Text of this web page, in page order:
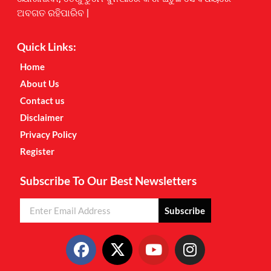
ଅବଗତ ରହିପାରିବ |
Quick Links:
Home
About Us
Contact us
Disclaimer
Privacy Policy
Register
Subscribe To Our Best Newsletters
Subscribe